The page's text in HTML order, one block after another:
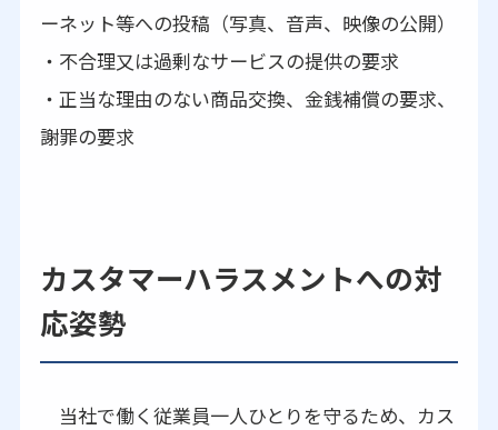
ーネット等への投稿（写真、音声、映像の公開）
・不合理又は過剰なサービスの提供の要求
・正当な理由のない商品交換、金銭補償の要求、
謝罪の要求
カスタマーハラスメントへの対
応姿勢
当社で働く従業員一人ひとりを守るため、カス